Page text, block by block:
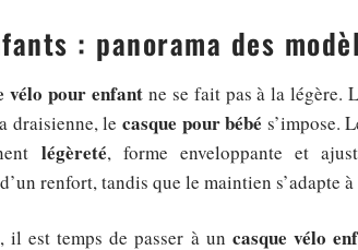
: panorama des
vélo pour enfantne se fait pas à la légère.
draisienne, le casque pour bébé s’impose.
légèreté, forme enveloppante et
renfort, tandis que le maintien s’adapte
il est temps de passer à un casque vélo